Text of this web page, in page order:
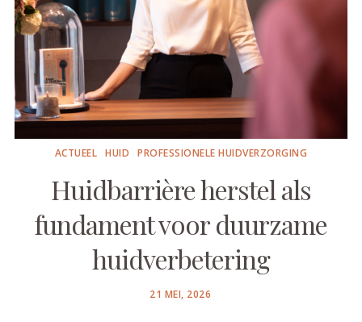
ACTUEEL HUID PROFESSIONELE HUIDVERZORGING
Huidbarrière herstel als
fundament voor duurzame
huidverbetering
POSTED
21 MEI, 2026